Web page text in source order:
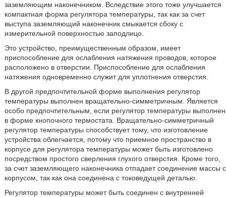
заземляющим наконечником. Вследствие этого тоже улучшается
компактная форма регулятора температуры, так как за счет
выступа заземляющий наконечник смыкается сбоку с
измерительной поверхностью заподлицо.
Это устройство, преимущественным образом, имеет
приспособление для ослабления натяжения проводов, которое
расположено в отверстии. Приспособление для ослабления
натяжения одновременно служит для уплотнения отверстия.
В другой предпочтительной форме выполнения регулятор
температуры выполнен вращательно-симметричным. Является
особо предпочтительным, если регулятор температуры выполнен
в форме кнопочного термостата. Вращательно-симметричный
регулятор температуры способствует тому, что изготовление
устройства облегчается, потому что приемное пространство в
корпусе для регулятора температуры может быть изготовлено
посредством простого сверления глухого отверстия. Кроме того,
за счет заземляющего наконечника отпадает соединение массы с
корпусом, так как она соединена с токоведущей деталью.
Регулятор температуры может быть соединен с внутренней